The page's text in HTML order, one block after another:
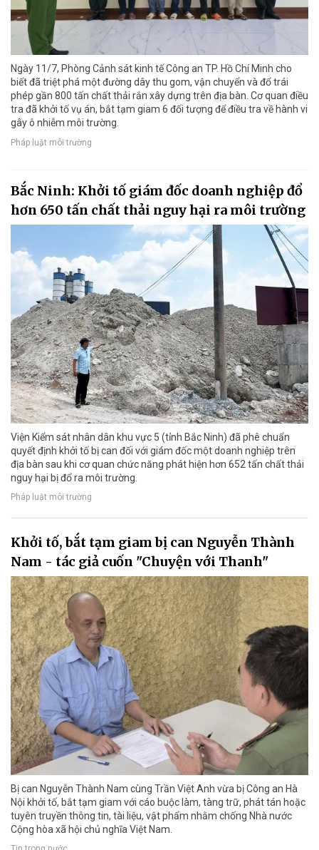
Ngày 11/7, Phòng Cảnh sát kinh tế Công an TP. Hồ Chí Minh cho
biết đã triệt phá một đường dây thu gom, vận chuyển và đổ trái
phép gần 800 tấn chất thải rắn xây dựng trên địa bàn. Cơ quan điều
tra đã khởi tố vụ án, bắt tạm giam 6 đối tượng để điều tra về hành vi
gây ô nhiễm môi trường.
Pháp luật môi trường
Bắc Ninh: Khởi tố giám đốc doanh nghiệp đổ
hơn 650 tấn chất thải nguy hại ra môi trường
Viện Kiểm sát nhân dân khu vực 5 (tỉnh Bắc Ninh) đã phê chuẩn
quyết định khởi tố bị can đối với giám đốc một doanh nghiệp trên
địa bàn sau khi cơ quan chức năng phát hiện hơn 652 tấn chất thải
nguy hại bị đổ ra môi trường.
Pháp luật môi trường
Khởi tố, bắt tạm giam bị can Nguyễn Thành
Nam - tác giả cuốn "Chuyện với Thanh"
Bị can Nguyễn Thành Nam cùng Trần Việt Anh vừa bị Công an Hà
Nội khởi tố, bắt tạm giam với cáo buộc làm, tàng trữ, phát tán hoặc
tuyên truyền thông tin, tài liệu, vật phẩm nhằm chống Nhà nước
Cộng hòa xã hội chủ nghĩa Việt Nam.